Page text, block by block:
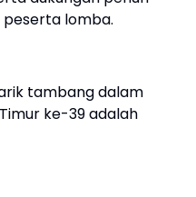
lomba.
tambang dalam
ke-39 adalah